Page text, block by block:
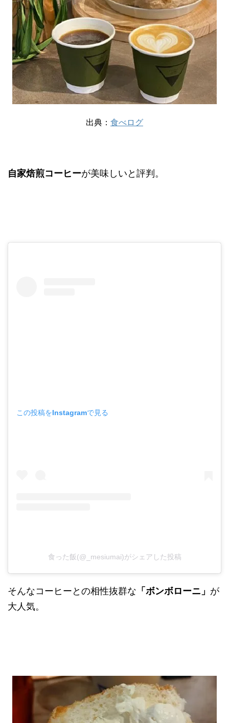
出典： 食べログ
自家焙煎コーヒーが美味しいと評判。
この投稿をInstagramで見る
食った飯(@_mesiumai)がシェアした投稿
そんなコーヒーとの相性抜群な 「ボンボローニ」 が
大人気。